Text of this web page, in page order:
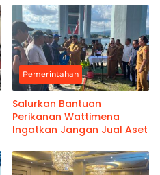
Pemerintahan
Salurkan Bantuan
Perikanan Wattimena
Ingatkan Jangan Jual Aset